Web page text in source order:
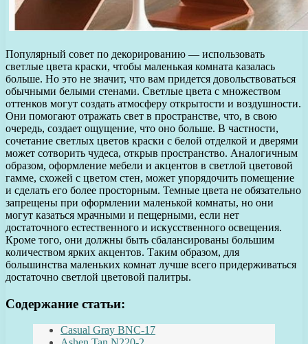
Популярный совет по декорированию — использовать
светлые цвета краски, чтобы маленькая комната казалась
больше. Но это не значит, что вам придется довольствоваться
обычными белыми стенами. Светлые цвета с множеством
оттенков могут создать атмосферу открытости и воздушности.
Они помогают отражать свет в пространстве, что, в свою
очередь, создает ощущение, что оно больше. В частности,
сочетание светлых цветов краски с белой отделкой и дверями
может сотворить чудеса, открыв пространство. Аналогичным
образом, оформление мебели и акцентов в светлой цветовой
гамме, схожей с цветом стен, может упорядочить помещение
и сделать его более просторным. Темные цвета не обязательно
запрещены при оформлении маленькой комнаты, но они
могут казаться мрачными и пещерными, если нет
достаточного естественного и искусственного освещения.
Кроме того, они должны быть сбалансированы большим
количеством ярких акцентов. Таким образом, для
большинства маленьких комнат лучше всего придерживаться
достаточно светлой цветовой палитры.
Содержание статьи:
Casual Gray BNC-17